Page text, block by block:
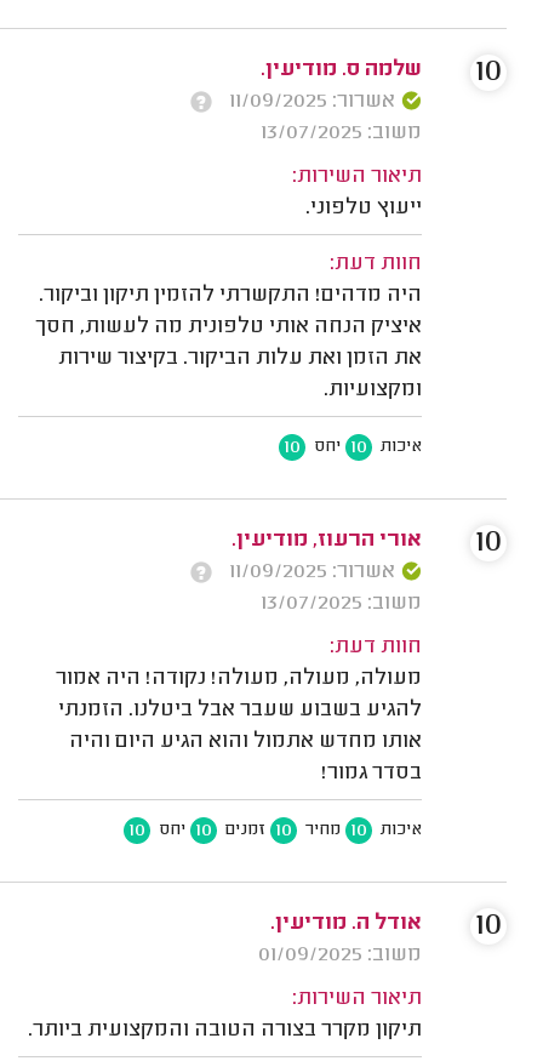
שלמה ס. מודיעין.
אשרור: 11/09/2025
משוב: 13/07/2025
תיאור השירות:
ייעוץ טלפוני.
חוות דעת:
היה מדהים! התקשרתי להזמין תיקון וביקור.
איציק הנחה אותי טלפונית מה לעשות, חסך
את הזמן ואת עלות הביקור. בקיצור שירות
ומקצועיות.
איכות 10 יחס 10
10
אורי הרעוז, מודיעין.
אשרור: 11/09/2025
משוב: 13/07/2025
חוות דעת:
מעולה, מעולה, מעולה! נקודה! היה אמור
להגיע בשבוע שעבר אבל ביטלנו. הזמנתי
אותו מחדש אתמול והוא הגיע היום והיה
בסדר גמור!
איכות 10 מחיר 10 זמנים 10 יחס 10
10
אודל ה. מודיעין.
משוב: 01/09/2025
תיאור השירות:
תיקון מקרר בצורה הטובה והמקצועית ביותר.
10